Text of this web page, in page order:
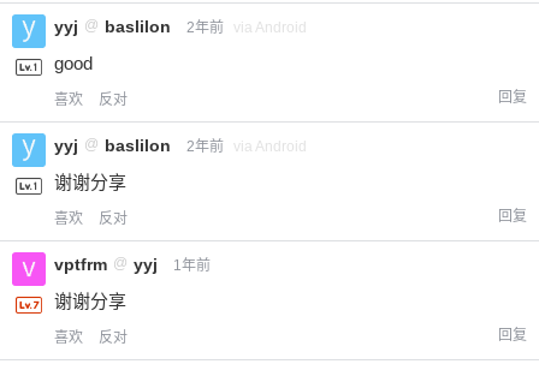
yyj @ baslilon 2年前 via Android
good
喜欢 反对 回复
yyj @ baslilon 2年前 via Android
谢谢分享
喜欢 反对 回复
vptfrm @ yyj 1年前
谢谢分享
喜欢 反对 回复